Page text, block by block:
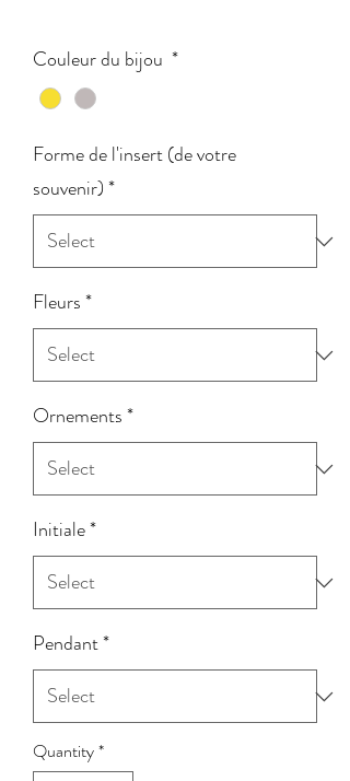
Couleur du bijou *
Forme de l'insert (de votre
souvenir)*
Fleurs*
Ornements*
Initiale*
Pendant*
Quantity*